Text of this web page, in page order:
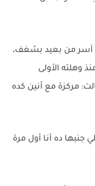
آسر من بعيد بشغف،
وهلته الأولى
مركزة مع أنين كده
جنبها ده أنا أول مرة